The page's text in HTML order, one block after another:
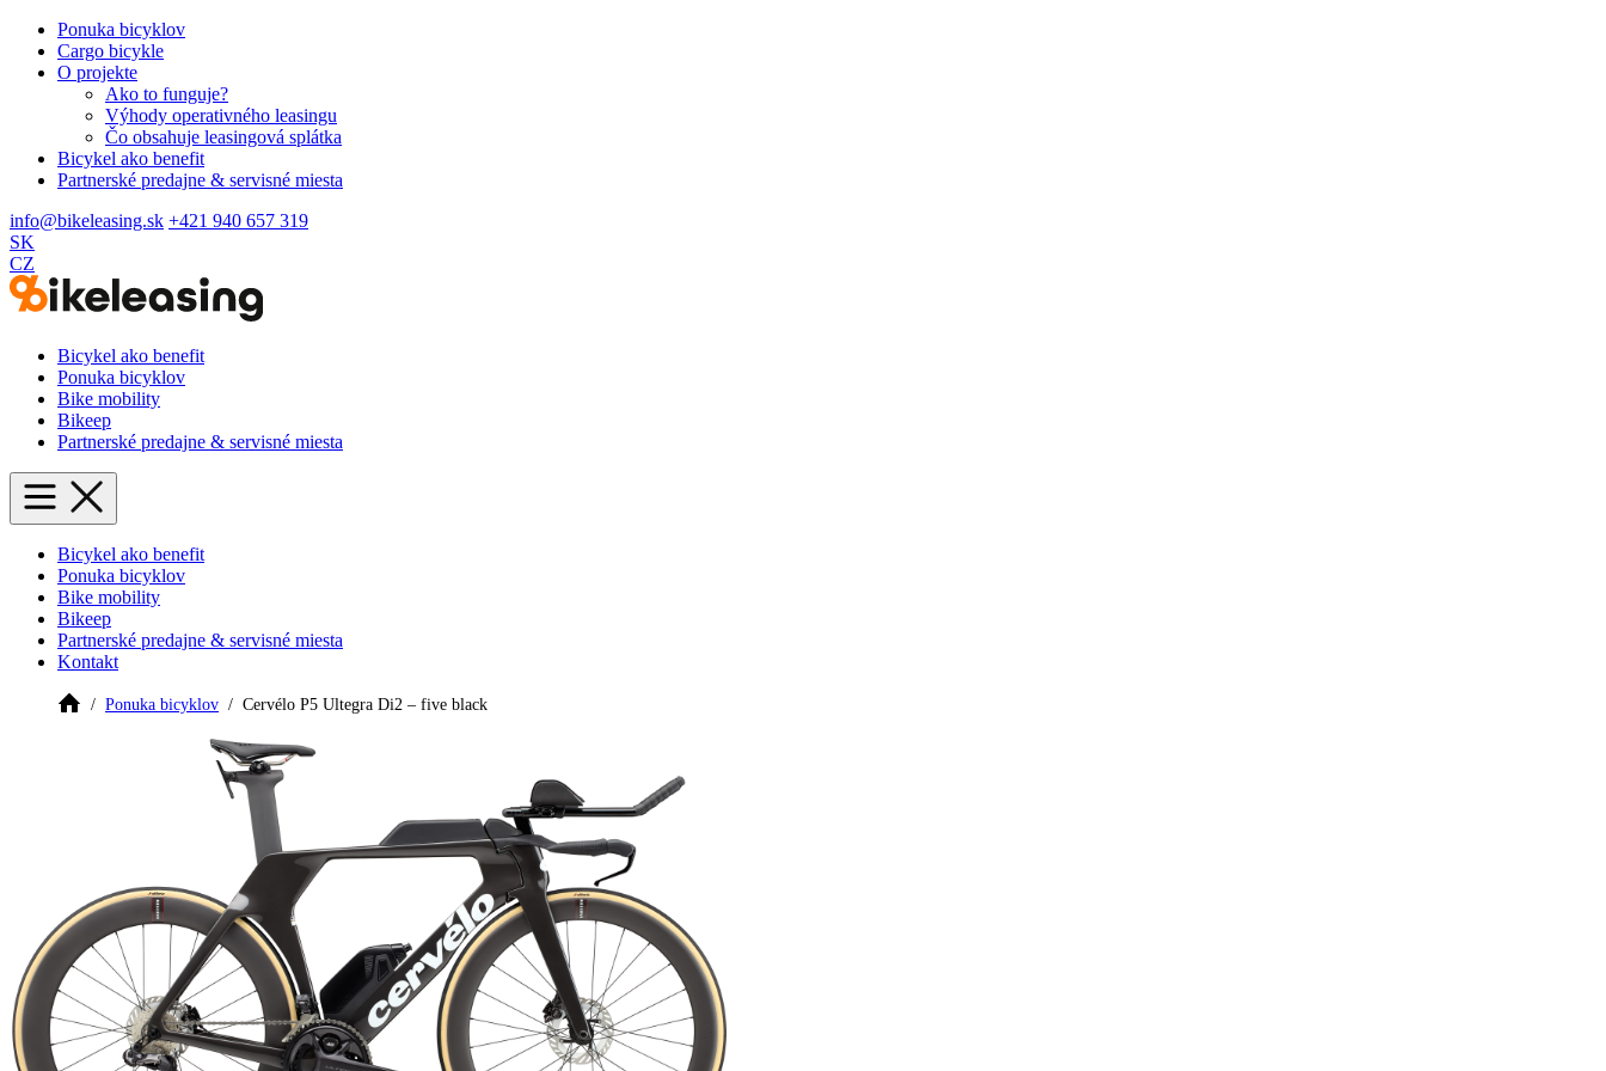
Ponuka bicyklov
Cargo bicykle
O projekte
Ako to funguje?
Výhody operativného leasingu
Čo obsahuje leasingová splátka
Bicykel ako benefit
Partnerské predajne & servisné miesta
info@bikeleasing.sk +421 940 657 319
SK
CZ
Bicykel ako benefit
Ponuka bicyklov
Bike mobility
Bikeep
Partnerské predajne & servisné miesta
Bicykel ako benefit
Ponuka bicyklov
Bike mobility
Bikeep
Partnerské predajne & servisné miesta
Kontakt
Ponuka bicyklov Cervélo P5 Ultegra Di2 – five black